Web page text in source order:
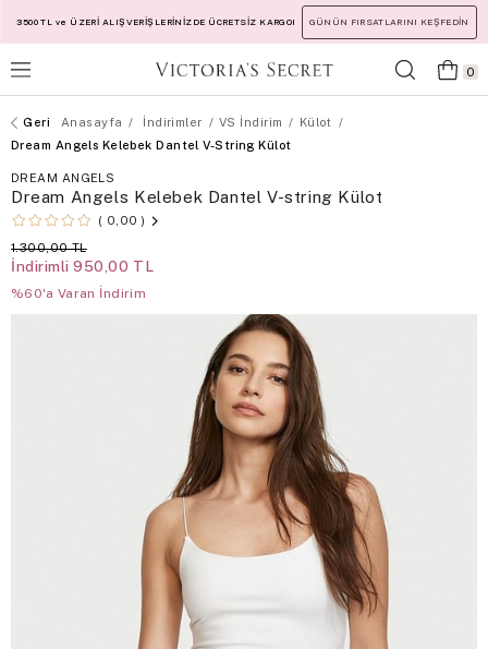
3500 TL ve ÜZERİ ALIŞVERİŞLERİNİZDE ÜCRETSİZ KARGO! GÜNÜN FIRSATLARINI KEŞFEDİN
0
Anasayfa İndirimler VS İndirim
Külot
Dream Angels Kelebek Dantel V-String Külot
DREAM ANGELS
Dream Angels Kelebek Dantel V-string Külot
0,00
1.300,00 TL
İndirimli 950,00 TL
%60'a Varan İndirim